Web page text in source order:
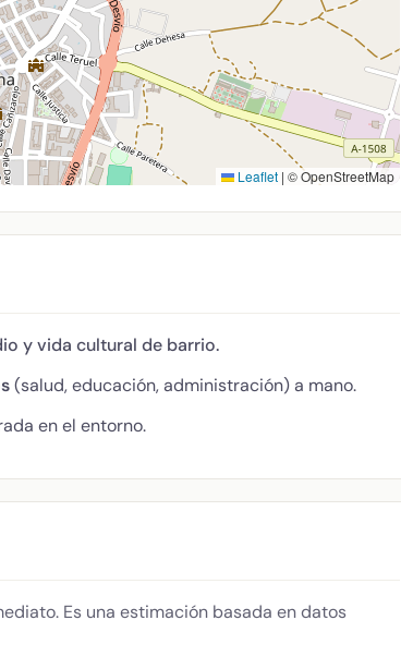
Leaflet | © OpenStreetMap
y vida cultural de barrio.
(salud, educación, administración) a mano.
en el entorno.
Es una estimación basada en datos